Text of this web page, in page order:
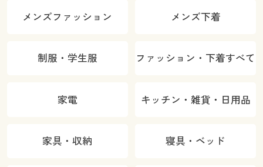
メンズファッション メンズ下着
制服・学生服 ファッション・下着すべて
家電 キッチン・雑貨・日用品
家具・収納 寝具・ベッド